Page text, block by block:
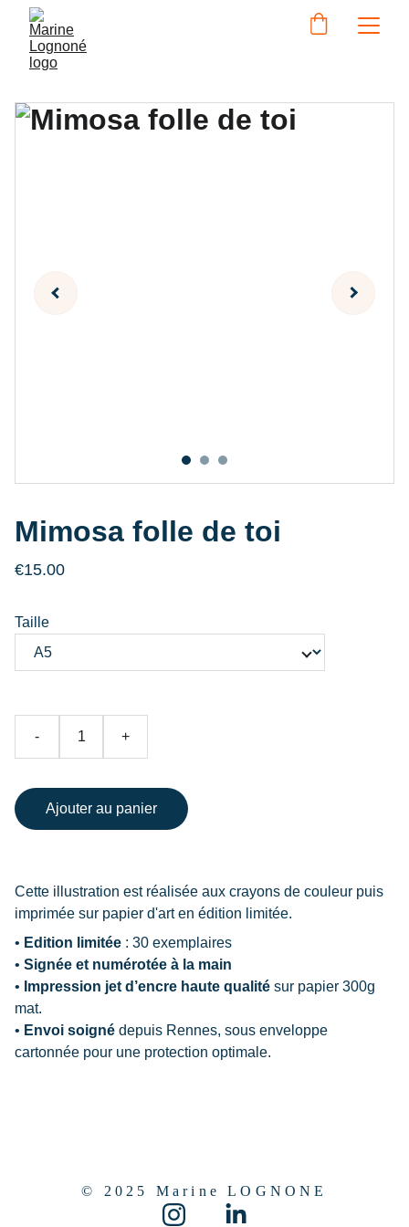
Mimosa folle de toi
€15.00
Taille
- +
Ajouter au panier
Cette illustration est réalisée aux crayons de couleur puis
imprimée sur papier d'art en édition limitée.
• Edition limitée : 30 exemplaires
• Signée et numérotée à la main
• Impression jet d’encre haute qualité sur papier 300g
mat.
• Envoi soigné depuis Rennes, sous enveloppe
cartonnée pour une protection optimale.
© 2025 Marine LOGNONE